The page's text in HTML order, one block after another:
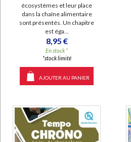
écosystèmes et leur place
dans la chaîne alimentaire
sont présentés. Un chapitre
est éga...
8,95 €
En stock *
*stock limité
AJOUTER AU PANIER